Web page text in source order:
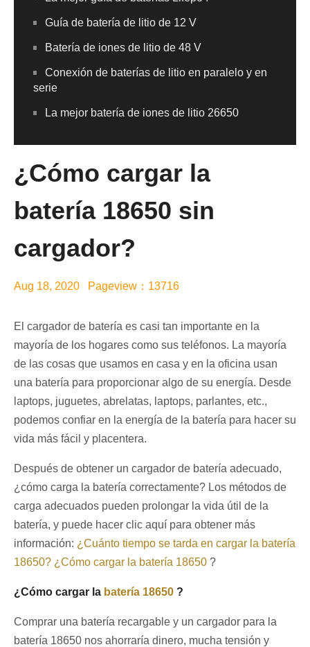
Guía de batería de litio de 12 V
Batería de iones de litio de 48 V
Conexión de baterías de litio en paralelo y en
serie
La mejor batería de iones de litio 26650
¿Cómo cargar la
batería 18650 sin
cargador?
Aug 18, 2020 Pageview：13716
El cargador de batería es casi tan importante en la
mayoría de los hogares como sus teléfonos. La mayoría
de las cosas que usamos en casa y en la oficina usan
una batería para proporcionar algo de su energía. Desde
laptops, juguetes, abrelatas, laptops, parlantes, etc.,
podemos confiar en la energía de la batería para hacer su
vida más fácil y placentera.
Después de obtener un cargador de batería adecuado,
¿cómo carga la batería correctamente? Los métodos de
carga adecuados pueden prolongar la vida útil de la
batería, y puede hacer clic aquí para obtener más
información: ¿Cuánto tiempo se tarda en cargar la batería
18650? ¿Cómo cargar la batería 18650 ?
¿Cómo cargar la batería 18650 ?
Comprar una batería recargable y un cargador para la
batería 18650 nos ahorraría dinero, mucha tensión y